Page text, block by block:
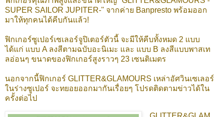
SUPER SAILOR JUPITER-" จากค่าย Banpresto พร้อมออก
มาให้ทุกคนได้คีบกันแล้ว!
ฟิกเกอร์ซูเปอร์เซเลอร์จูปิเตอร์ตัวนี้ จะมีให้คีบทั้งหมด 2 แบบ
ได้แก่ แบบ A ลงสีตามฉบับอะนิเมะ และ แบบ B ลงสีแบบพาสเท
ลอ่อนๆ ขนาดของฟิกเกอร์สูงราวๆ 23 เซนติเมตร
นอกจากนี้ฟิกเกอร์ GLITTER&GLAMOURS เหล่าอัศวินเซเลอร์
ในร่างซูเปอร์ จะทยอยออกมากันเรื่อยๆ โปรดติดตามข่าวได้ใน
ครั้งต่อไป